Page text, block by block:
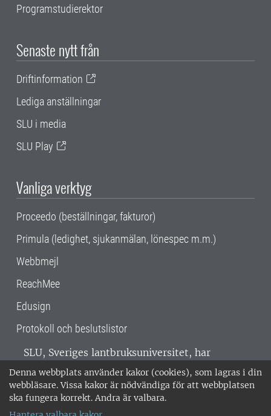
Denna webbplats använder kakor (cookies), som lagras i din
webbläsare. Vissa kakor är nödvändiga för att webbplatsen
ska fungera korrekt. Andra är valbara.
Programstudierektor
Senaste nytt från
Driftinformation
Lediga anställningar
SLU i media
SLU Play
Vanliga verktyg
Proceedo (beställningar, fakturor)
Primula (ledighet, sjukanmälan, lönespec m.m.)
Webbmejl
ReachMee
Edusign
Protokoll och beslutslistor
SLU, Sveriges lantbruksuniversitet, har
verksamhet över hela Sverige. Huvudorter är
Alnarp, Uppsala och Umeå.SLU är
miljöcertifierat enligt ISO 14001. •
018-67 10 00 • Org nr: 202100-2817 •